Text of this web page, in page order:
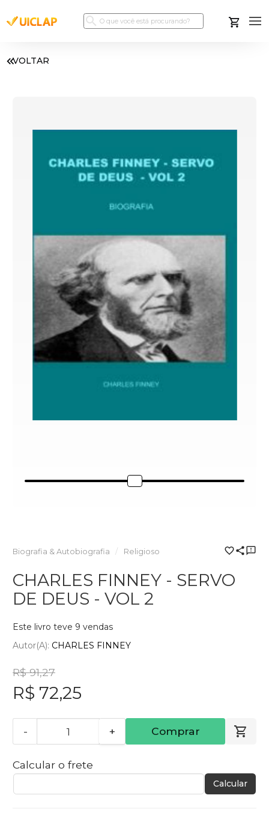
VOLTAR
Biografia & Autobiografia Religioso
CHARLES FINNEY - SERVO
DE DEUS - VOL 2
Este livro teve 9 vendas
Autor(a): CHARLES FINNEY
R$ 91,27
R$ 72,25
- + Comprar
Calcular o frete
Calcular